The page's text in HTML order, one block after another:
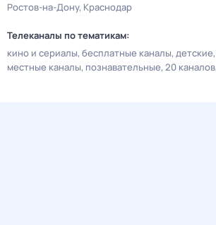
Ростов-на-Дону Краснодар
Телеканалы по тематикам:
кино и сериалы бесплатные каналы детские
местные каналы познавательные 20 каналов